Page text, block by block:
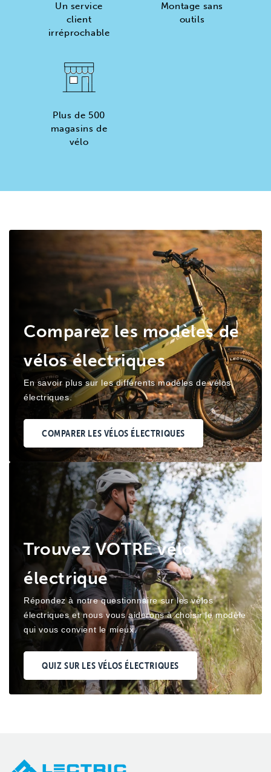
Un service
client
irréprochable
Montage sans
outils
Plus de 500
magasins de
vélo
Comparez les modèles de
vélos électriques
En savoir plus sur les différents modèles de vélos
électriques.
COMPARER LES VÉLOS ÉLECTRIQUES
Trouvez VOTRE vélo
électrique
Répondez à notre questionnaire sur les vélos
électriques et nous vous aiderons à choisir le modèle
qui vous convient le mieux.
QUIZ SUR LES VÉLOS ÉLECTRIQUES